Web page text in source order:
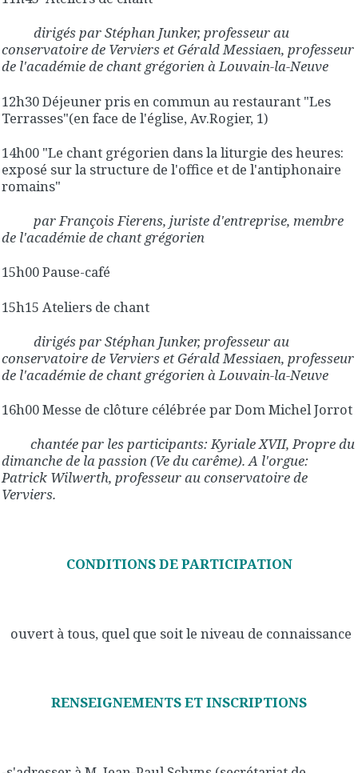
dirigés par Stéphan Junker, professeur au
conservatoire de Verviers et Gérald Messiaen, professeur
de l'académie de chant grégorien à Louvain-la-Neuve
12h30 Déjeuner pris en commun au restaurant "Les
Terrasses"(en face de l'église, Av.Rogier, 1)
14h00 "Le chant grégorien dans la liturgie des heures:
exposé sur la structure de l'office et de l'antiphonaire
romains"
par François Fierens, juriste d'entreprise, membre
de l'académie de chant grégorien
15h00 Pause-café
15h15 Ateliers de chant
dirigés par Stéphan Junker, professeur au
conservatoire de Verviers et Gérald Messiaen, professeur
de l'académie de chant grégorien à Louvain-la-Neuve
16h00 Messe de clôture célébrée par Dom Michel Jorrot
chantée par les participants: Kyriale XVII, Propre du
dimanche de la passion (Ve du carême). A l'orgue:
Patrick Wilwerth, professeur au conservatoire de
Verviers.
CONDITIONS DE PARTICIPATION
ouvert à tous, quel que soit le niveau de connaissance
RENSEIGNEMENTS ET INSCRIPTIONS